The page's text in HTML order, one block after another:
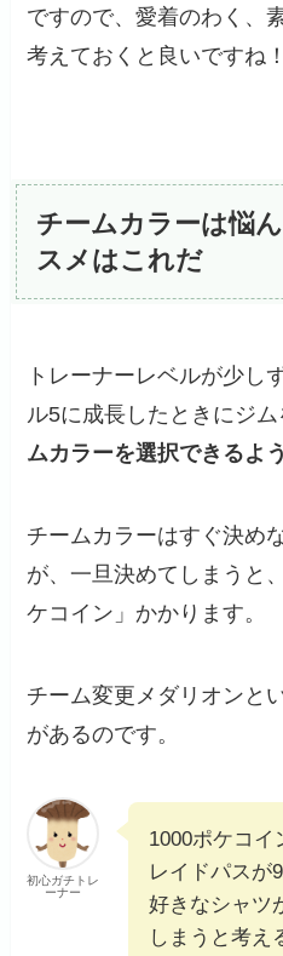
ですので、愛着のわく、
考えておくと良いですね！
チームカラーは悩
スメはこれだ
トレーナーレベルが少し
ル5に成長したときにジム
ムカラーを選択できるよ
チームカラーはすぐ決め
が、一旦決めてしまうと
ケコイン」かかります。
チーム変更メダリオンと
があるのです。
初心ガチトレ
ーナー
1000ポケコイ
レイドパスが
好きなシャツ
しまうと考え